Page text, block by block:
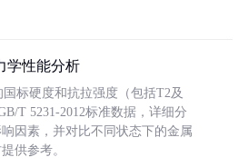
学性能分析
标硬度和抗拉强度（包括T2及
T 5231-2012标准数据，详细分
因素，并对比不同状态下的金属
供参考。